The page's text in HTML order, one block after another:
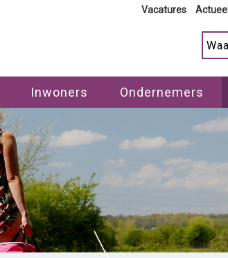
Vacatures Actueel
Inwoners Ondernemers